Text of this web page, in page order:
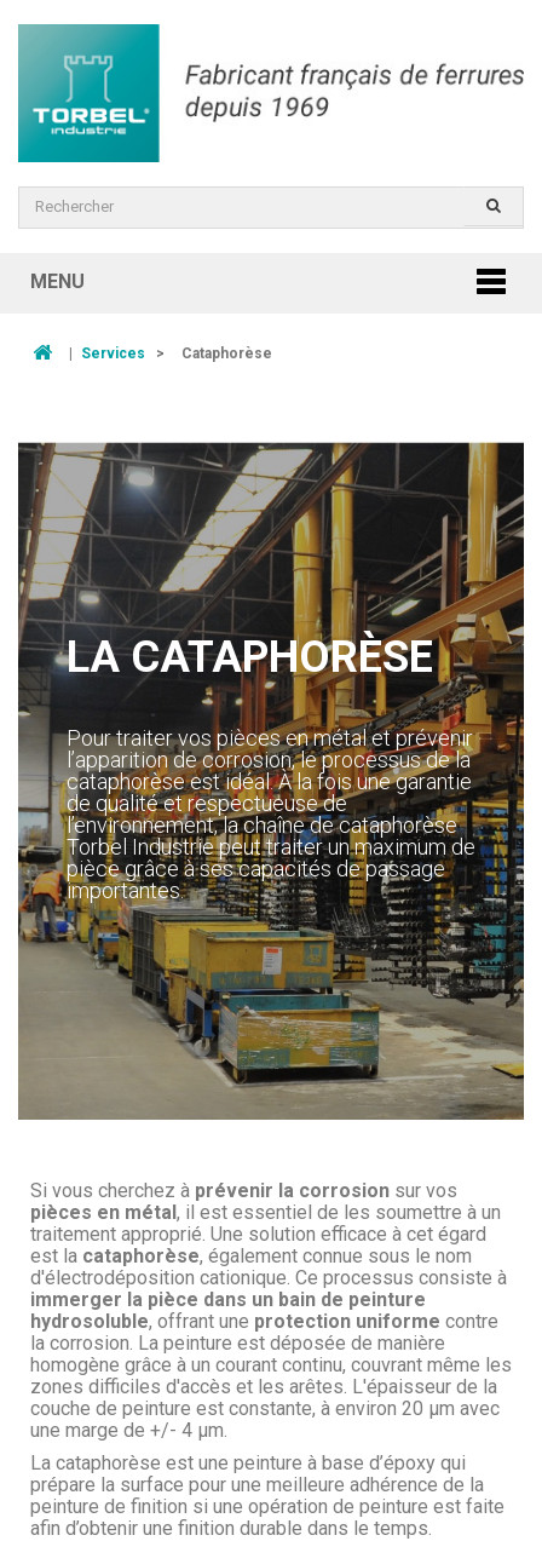
MENU
| Services > Cataphorèse
LA CATAPHORÈSE
Pour traiter vos pièces en métal et prévenir
l’apparition de corrosion, le processus de la
cataphorèse est idéal. À la fois une garantie
de qualité et respectueuse de
l’environnement, la chaîne de cataphorèse
Torbel Industrie peut traiter un maximum de
pièce grâce à ses capacités de passage
importantes.
Si vous cherchez à prévenir la corrosion sur vos
pièces en métal, il est essentiel de les soumettre à un
traitement approprié. Une solution efficace à cet égard
est la cataphorèse, également connue sous le nom
d'électrodéposition cationique. Ce processus consiste à
immerger la pièce dans un bain de peinture
hydrosoluble, offrant une protection uniforme contre
la corrosion. La peinture est déposée de manière
homogène grâce à un courant continu, couvrant même les
zones difficiles d'accès et les arêtes. L'épaisseur de la
couche de peinture est constante, à environ 20 µm avec
une marge de +/- 4 µm.
La cataphorèse est une peinture à base d’époxy qui
prépare la surface pour une meilleure adhérence de la
peinture de finition si une opération de peinture est faite
afin d’obtenir une finition durable dans le temps.